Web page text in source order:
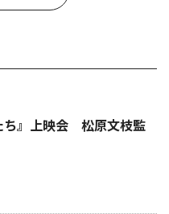
ち』上映会 松原文枝監